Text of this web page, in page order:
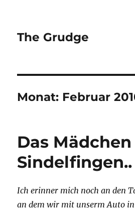
The Grudge
Monat: Februar
Das
Sindelfingen..
Ich erinner mich noch an den
an dem wir mit unserm Auto